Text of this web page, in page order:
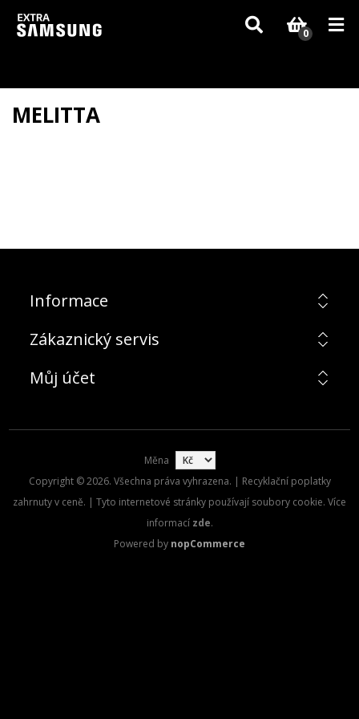
Vzhledem k aktuální situaci se může dodání dílů, které nejsou skladem,
zpozdit. Děkujeme za pochopení.
0
MELITTA
Informace
Zákaznický servis
Můj účet
Měna
Copyright © 2026. Všechna práva vyhrazena. | Recyklační poplatky
zahrnuty v ceně. | Tyto internetové stránky používají soubory cookie. Více
informací zde.
Powered by nopCommerce